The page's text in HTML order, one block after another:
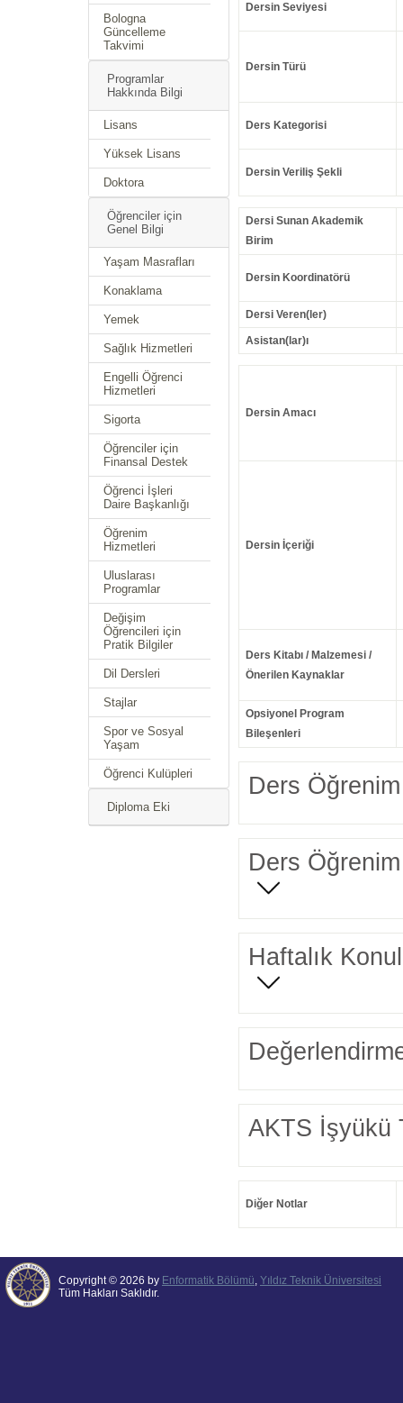
Bologna
Güncelleme
Takvimi
Programlar
Hakkında Bilgi
Lisans
Yüksek Lisans
Doktora
Öğrenciler için
Genel Bilgi
Yaşam Masrafları
Konaklama
Yemek
Sağlık Hizmetleri
Engelli Öğrenci
Hizmetleri
Sigorta
Öğrenciler için
Finansal Destek
Öğrenci İşleri
Daire Başkanlığı
Öğrenim
Hizmetleri
Uluslarası
Programlar
Değişim
Öğrencileri için
Pratik Bilgiler
Dil Dersleri
Stajlar
Spor ve Sosyal
Yaşam
Öğrenci Kulüpleri
Diploma Eki
Dersin Seviyesi
Dersin Türü
Ders Kategorisi
Dersin Veriliş Şekli
Dersi Sunan Akademik
Birim
Dersin Koordinatörü
Dersi Veren(ler)
Asistan(lar)ı
Dersin Amacı
Dersin İçeriği
Ders Kitabı / Malzemesi /
Önerilen Kaynaklar
Opsiyonel Program
Bileşenleri
Ders Öğrenim
Ders Öğrenim
Haftalık
AKTS İşyükü
Diğer Notlar
Copyright © 2026 by Enformatik Bölümü, Yıldız Teknik Üniversitesi
Tüm Hakları Saklıdır.